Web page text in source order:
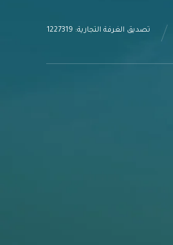
تصديق الغرفة التجارية: 1227319